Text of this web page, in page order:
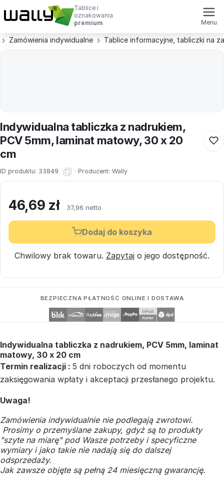
Tablice i
oznakowania
premium
Menu
Zamówienia indywidualne Tablice informacyjne, tabliczki na
Indywidualna tabliczka z nadrukiem,
PCV 5mm, laminat matowy, 30 x 20
cm
ID produktu: 33849 · Producent: Wally
46,69 zł 37,96 netto
Dodaj do koszyka
Chwilowy brak towaru. Zapytaj o jego dostępność.
BEZPIECZNA PŁATNOŚĆ ONLINE I DOSTAWA
Indywidualna tabliczka z nadrukiem, PCV 5mm, laminat
matowy, 30 x 20 cm
Termin realizacji : 5 dni roboczych od momentu
zaksięgowania wpłaty i akceptacji przesłanego projektu.
Uwaga!
Zamówienia indywidualnie nie podlegają zwrotowi.
Prosimy o przemyślane zakupy, gdyż są to produkty
"szyte na miarę" pod Wasze potrzeby i specyficzne
wymiary i jako takie nie nadają się do dalszej
odsprzedaży.
Jak zawsze objęte są pełną 24 miesięczną gwarancję.